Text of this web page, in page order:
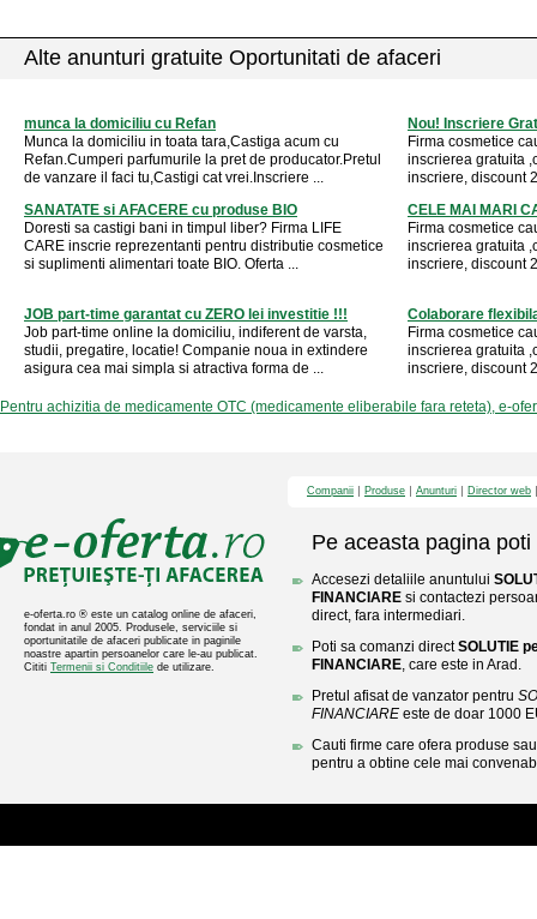
Alte anunturi gratuite Oportunitati de afaceri
munca la domiciliu cu Refan
Munca la domiciliu in toata tara,Castiga acum cu
Refan.Cumperi parfumurile la pret de producator.Pretul
de vanzare il faci tu,Castigi cat vrei.Inscriere ...
Nou! Inscriere
Firma cosmetice
inscrierea gratuita
inscriere, discount
SANATATE si AFACERE cu produse BIO
Doresti sa castigi bani in timpul liber? Firma LIFE
CARE inscrie reprezentanti pentru distributie cosmetice
si suplimenti alimentari toate BIO. Oferta ...
CELE MAI MARI
Firma cosmetice
inscrierea gratuita
inscriere, discount
JOB part-time garantat cu ZERO lei investitie !!!
Job part-time online la domiciliu, indiferent de varsta,
studii, pregatire, locatie! Companie noua in extindere
asigura cea mai simpla si atractiva forma de ...
Colaborare
Firma cosmetice
inscrierea gratuita
inscriere, discount
Pentru achizitia de medicamente OTC (medicamente eliberabile fara reteta), e-
e-oferta.ro ® este un catalog online de afaceri,
fondat in anul 2005. Produsele, serviciile si
oportunitatile de afaceri publicate in paginile
noastre apartin persoanelor care le-au publicat.
Cititi Termenii si Conditiile de utilizare.
Companii Produse Anunturi Director web
Pe aceasta pagina poti
Accesezi detaliile anuntului
FINANCIARE si contactezi
direct, fara intermediari.
Poti sa comanzi directSOLUTIE
FINANCIARE, care este in Arad.
Pretul afisat de vanzator pentru
FINANCIARE este de doar 1000
Cauti firme care ofera produse
pentru a obtine cele mai